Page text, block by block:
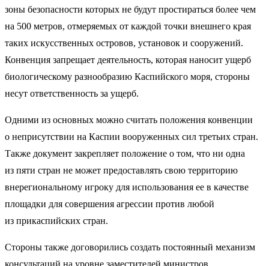
зоны безопасности которых не будут простираться более чем
на 500 метров, отмеряемых от каждой точки внешнего края
таких искусственных островов, установок и сооружений.
Конвенция запрещает деятельность, которая наносит ущерб
биологическому разнообразию Каспийского моря, стороны
несут ответственность за ущерб.
Одними из основных можно считать положения конвенции
о неприсутствии на Каспии вооруженных сил третьих стран.
Также документ закрепляет положение о том, что ни одна
из пяти стран не может предоставлять свою территорию
внерегиональному игроку для использования ее в качестве
площадки для совершения агрессии против любой
из прикаспийских стран.
Стороны также договорились создать постоянный механизм
консультаций на уровне заместителей министров